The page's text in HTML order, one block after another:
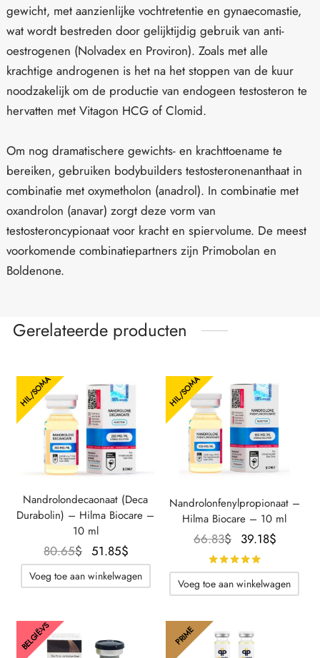
gewicht, met aanzienlijke vochtretentie en gynaecomastie,
wat wordt bestreden door gelijktijdig gebruik van anti-
oestrogenen (Nolvadex en Proviron). Zoals met alle
krachtige androgenen is het na het stoppen van de kuur
noodzakelijk om de productie van endogeen testosteron te
hervatten met Vitagon HCG of Clomid.
Om nog dramatischere gewichts- en krachttoename te
bereiken, gebruiken bodybuilders testosteronenanthaat in
combinatie met oxymetholon (anadrol). In combinatie met
oxandrolon (anavar) zorgt deze vorm van
testosteroncypionaat voor kracht en spiervolume. De meest
voorkomende combinatiepartners zijn Primobolan en
Boldenone.
Gerelateerde producten
HIL/SOMA
Nandrolondecaonaat (Deca
Durabolin) – Hilma Biocare –
10 ml
80.65$ Oorspronkelijke
prijs was:
80.65$.
51.85$
huidige
prijs is:
Voeg toe aan winkelwagen
HIL/SOMA
Nandrolonfenylpropionaat –
Hilma Biocare – 10 ml
66.83$ Oorspronkelijke
prijs was:
66.83$.
39.18$
prijs is:
39.18$.
Voeg toe aan winkelwagen
BELGIË-VS PRIME